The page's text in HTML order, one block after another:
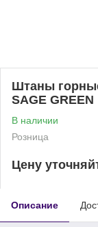
Штаны
SAGE GREEN
В наличии
Розница
Цену
Описание